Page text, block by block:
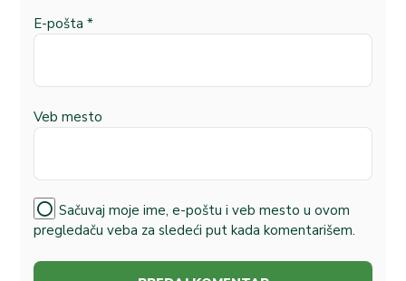
E-pošta *
Veb mesto
Sačuvaj moje ime, e-poštu i veb mesto u ovom
pregledaču veba za sledeći put kada komentarišem.